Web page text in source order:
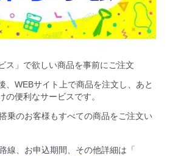
ス」で欲しい商品を事前にご注文
、WEBサイト上で商品を注文し、あと
の便利なサービスです。
乗のお客様もすべての商品をご注文い
線、お申込期間、その他詳細は「